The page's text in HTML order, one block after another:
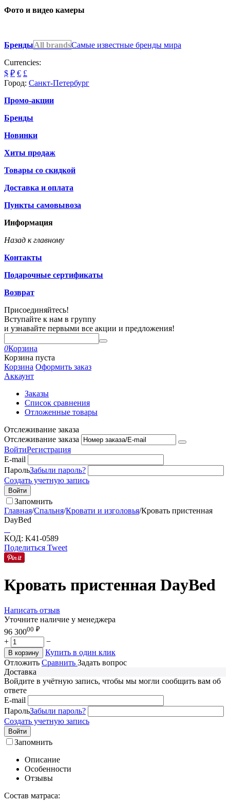
Фото и видео камеры
БрендыAll brandsСамые известные бренды мира
Currencies:
$ ₽ € £
Город: Санкт-Петербург
Промо-акции
Бренды
Новинки
Хиты продаж
Товары со скидкой
Доставка и оплата
Пункты самовывоза
Информация
Назад к главному
Контакты
Подарочные сертификаты
Возврат
Присоединяйтесь!
Вступайте к нам в группу
и узнавайте первыми все акции и предложения!
0Корзина
Корзина пуста
Корзина Оформить заказ
Аккаунт
Заказы
Список сравнения
Отложенные товары
Отслеживание заказа
Отслеживание заказа
ВойтиРегистрация
E-mail
ПарольЗабыли пароль?
Создать учетную запись
Войти
Запомнить
Главная/Спальня/Кровати и изголовья/Кровать пристенная
DayBed
КОД: K41-0589
Поделиться Tweet
Кровать пристенная DayBed
Написать отзыв
Уточните наличие у менеджера
96 30000 ₽
+ −
В корзину
Купить в один клик
Отложить Сравнить Задать вопрос
Доставка
Войдите в учётную запись, чтобы мы могли сообщить вам об
ответе
E-mail
ПарольЗабыли пароль?
Создать учетную запись
Войти
Запомнить
Описание
Особенности
Отзывы
Состав матраса: